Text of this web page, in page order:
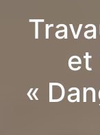
et
«